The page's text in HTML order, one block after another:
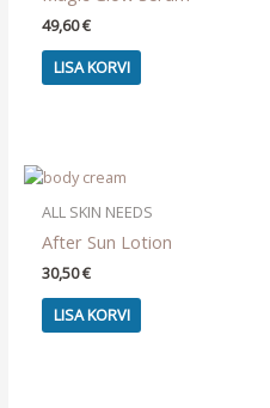
49,60€
LISA KORVI
ALL SKIN NEEDS
After Sun Lotion
30,50€
LISA KORVI